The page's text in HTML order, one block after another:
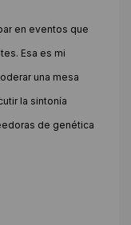
en eventos que
Esa es mi
una mesa
la sintonía
de genética